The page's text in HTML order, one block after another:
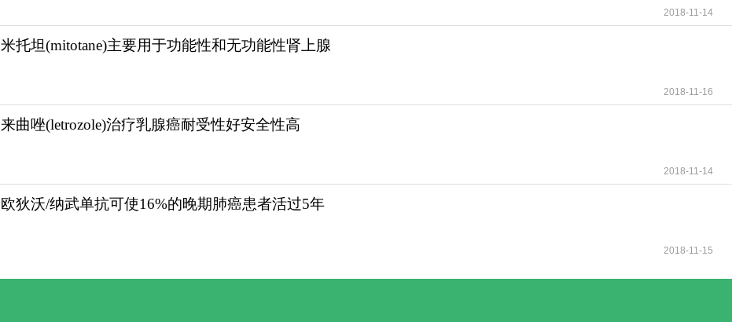
2018-11-14
米托坦(mitotane)主要用于功能性和无功能性肾上腺
2018-11-16
来曲唑(letrozole)治疗乳腺癌耐受性好安全性高
2018-11-14
欧狄沃/纳武单抗可使16%的晚期肺癌患者活过5年
2018-11-15